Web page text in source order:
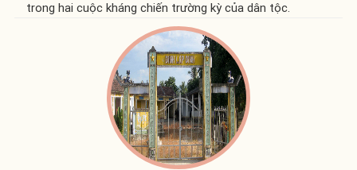
trong hai cuộc kháng chiến trường kỳ của dân tộc.